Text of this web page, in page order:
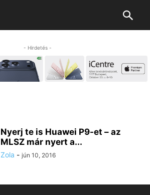
- Hirdetés -
Nyerj te is Huawei P9-et – az
MLSZ már nyert a...
Zola - jún 10, 2016